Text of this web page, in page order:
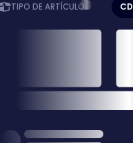
TIPO DE ARTÍCULO